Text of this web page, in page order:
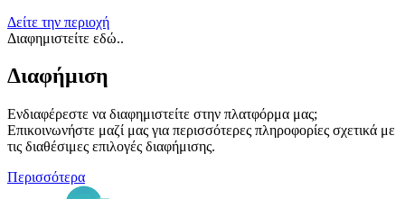
Δείτε την περιοχή
Διαφημιστείτε εδώ..
Διαφήμιση
Ενδιαφέρεστε να διαφημιστείτε στην πλατφόρμα μας;
Επικοινωνήστε μαζί μας για περισσότερες πληροφορίες σχετικά με
τις διαθέσιμες επιλογές διαφήμισης.
Περισσότερα